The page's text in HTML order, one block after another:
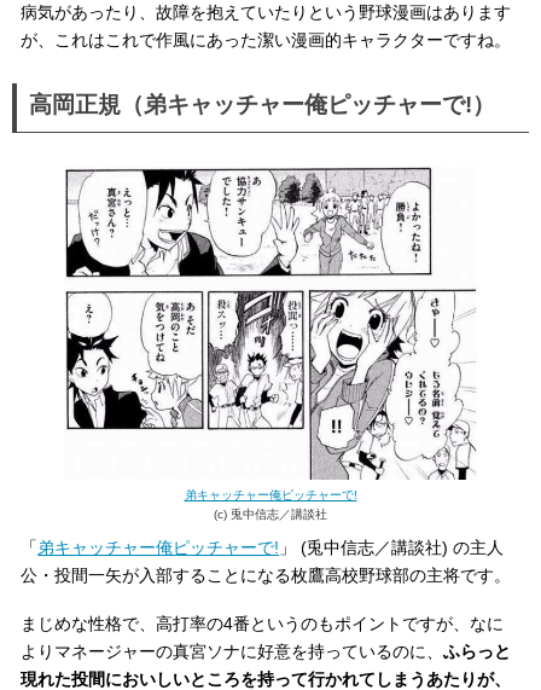
病気があったり、故障を抱えていたりという野球漫画はあります
が、これはこれで作風にあった潔い漫画的キャラクターですね。
高岡正規（弟キャッチャー俺ピッチャーで!）
弟キャッチャー俺ピッチャーで!
(c) 兎中信志／講談社
「弟キャッチャー俺ピッチャーで! 」 (兎中信志／講談社) の主人
公・投間一矢が入部することになる枚鷹高校野球部の主将です。
まじめな性格で、高打率の4番というのもポイントですが、なに
よりマネージャーの真宮ソナに好意を持っているのに、ふらっと
現れた投間においしいところを持って行かれてしまうあたりが、